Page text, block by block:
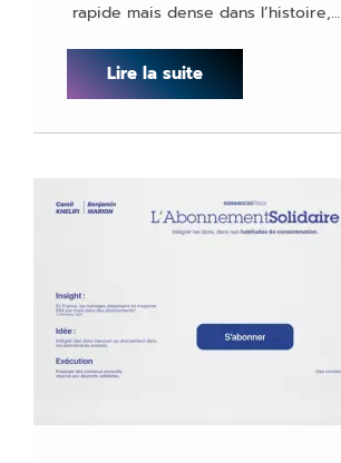
rapide mais dense dans l’histoire,…
Lire la suite